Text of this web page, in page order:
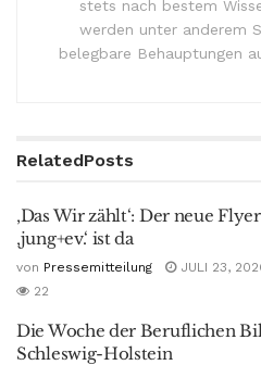
stets nach bestem
werden unter anderem
belegbare Behauptungen
RelatedPosts
‚Das Wir zählt‘: Der neue
‚jung+ev.‘ ist da
von Pressemitteilung JULI 23,
22
Die Woche der Beruflichen
Schleswig-Holstein